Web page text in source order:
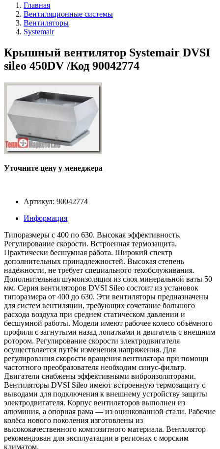
Главная
Вентиляционные системы
Вентиляторы
Systemair
Крышный вентилятор Systemair DVSI
sileo 450DV /Код 90042774
Уточните цену у менеджера
Артикул: 90042774
Информация
Типоразмеры с 400 по 630. Высокая эффективность.
Регулирование скорости. Встроенная термозащита.
Практически бесшумная работа. Широкий спектр
дополнительных принадлежностей. Высокая степень
надёжности, не требует специального техобслуживания.
Дополнительная шумоизоляция из слоя минеральной ваты 50
мм. Серия вентиляторов DVSI Sileo состоит из установок
типоразмера от 400 до 630. Эти вентиляторы предназначены
для систем вентиляции, требующих сочетание большого
расхода воздуха при среднем статическом давлении и
бесшумной работы. Модели имеют рабочее колесо объёмного
профиля с загнутыми назад лопатками и двигатель с внешним
ротором. Регулирование скорости электродвигателя
осуществляется путём изменения напряжения. Для
регулирования скорости вращения вентилятора при помощи
частотного преобразователя необходим синус-фильтр.
Двигатели снабжены эффективными виброизоляторами.
Вентиляторы DVSI Sileo имеют встроенную термозащиту с
выводами для подключения к внешнему устройству защиты
электродвигателя. Корпус вентиляторов выполнен из
алюминия, а опорная рама — из оцинкованной стали. Рабочие
колёса нового поколения изготовлены из
высококачественного композитного материала. Вентилятор
рекомендован для эксплуатации в регионах с морским
климатом.